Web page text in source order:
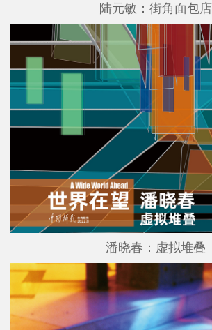
陆元敏：街角面包店
潘晓春：虚拟堆叠